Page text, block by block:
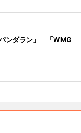
ンダラン」 「WMG